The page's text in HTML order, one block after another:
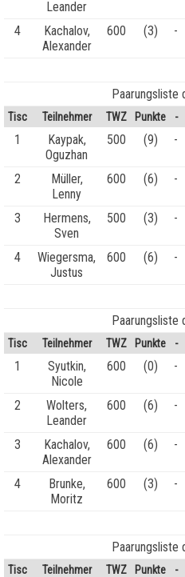
Leander
4
Kachalov,
Alexander
600 (3) -
Paarungsliste
Tisc Teilnehmer TWZ Punkte -
1
Kaypak,
Oguzhan
500 (9) -
2
Müller,
Lenny
600 (6) -
3
Hermens,
Sven
500 (3) -
4
Wiegersma,
Justus
600 (6) -
Paarungsliste
Tisc Teilnehmer TWZ Punkte -
1
Syutkin,
Nicole
600 (0) -
2
Wolters,
Leander
600 (6) -
3
Kachalov,
Alexander
600 (6) -
4
Brunke,
Moritz
600 (3) -
Paarungsliste
Tisc Teilnehmer TWZ Punkte -